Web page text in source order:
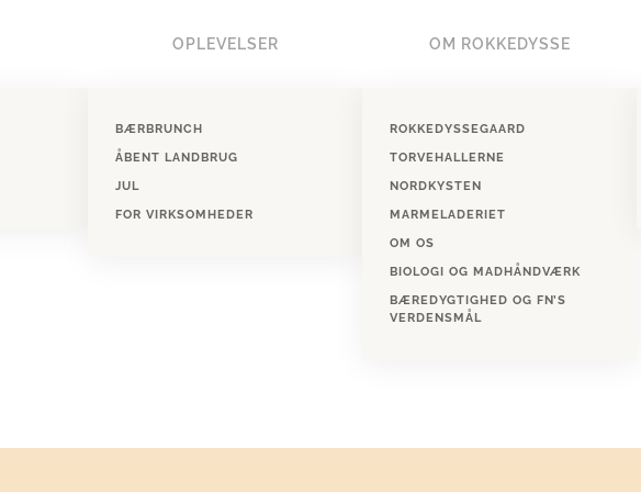
OPLEVELSER
BÆRBRUNCH
ÅBENT LANDBRUG
JUL
FOR VIRKSOMHEDER
OM ROKKEDYSSE
ROKKEDYSSEGAARD
TORVEHALLERNE
NORDKYSTEN
MARMELADERIET
OM OS
BIOLOGI OG MADHÅNDVÆRK
BÆREDYGTIGHED OG FN’S
VERDENSMÅL